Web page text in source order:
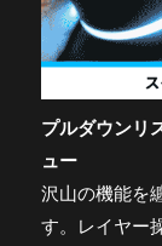
プルダウンリ
ュー
沢山の機能を
す。レイヤー